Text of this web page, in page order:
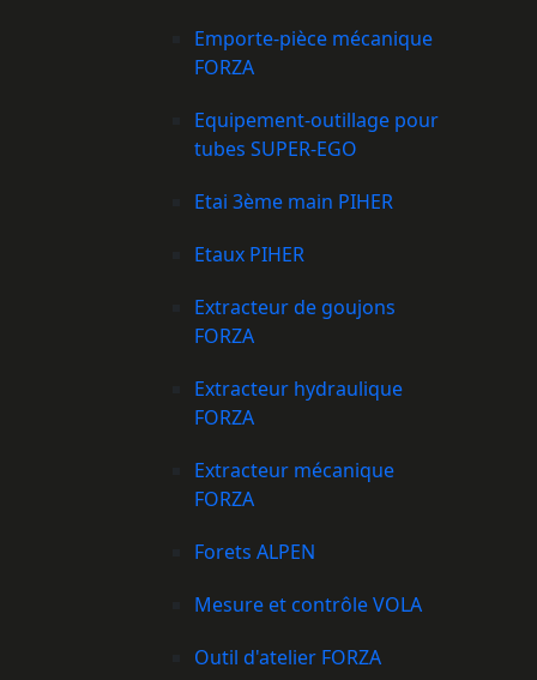
Emporte-pièce mécanique
FORZA
Equipement-outillage pour
tubes SUPER-EGO
Etai 3ème main PIHER
Etaux PIHER
Extracteur de goujons
FORZA
Extracteur hydraulique
FORZA
Extracteur mécanique
FORZA
Forets ALPEN
Mesure et contrôle VOLA
Outil d'atelier FORZA